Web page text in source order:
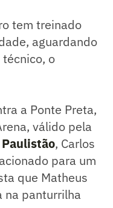
tem treinado
aguardando
o
a Ponte Preta,
válido pela
Paulistão, Carlos
para um
que Matheus
na panturrilha